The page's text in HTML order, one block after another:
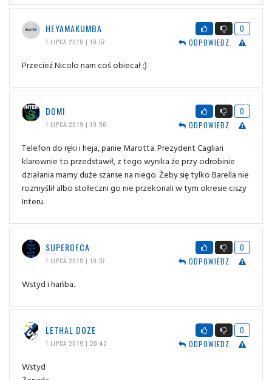
HEYAMAKUMBA
1 LIPCA 2019 | 18:57
0
ODPOWIEDZ
Przecież Nicolo nam coś obiecał ;)
DOMI
1 LIPCA 2019 | 19:50
0
ODPOWIEDZ
Telefon do ręki i heja, panie Marotta. Prezydent Cagliari
klarownie to przedstawił, z tego wynika że przy odrobinie
działania mamy duże szanse na niego. Żeby się tylko Barella nie
rozmyślił albo stołeczni go nie przekonali w tym okresie ciszy
Interu.
SUPEROFCA
1 LIPCA 2019 | 19:57
0
ODPOWIEDZ
Wstyd i hańba.
LETHAL DOZE
1 LIPCA 2019 | 20:42
0
ODPOWIEDZ
Wstyd